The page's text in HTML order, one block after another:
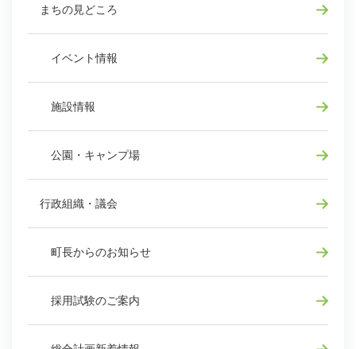
まちの見どころ
イベント情報
施設情報
公園・キャンプ場
行政組織・議会
町長からのお知らせ
採用試験のご案内